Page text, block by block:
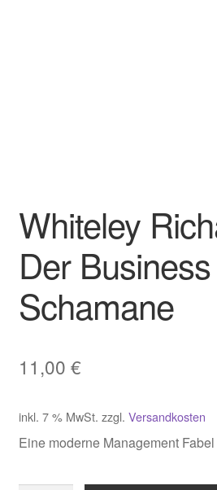
Whiteley
Der Business
Schamane
11,00 €
inkl. 7 % MwSt. zzgl. Versandkosten
Eine moderne Management Fabel